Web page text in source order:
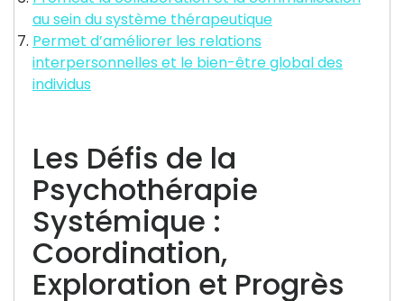
au sein du système thérapeutique
Permet d’améliorer les relations
interpersonnelles et le bien-être global des
individus
Les Défis de la
Psychothérapie
Systémique :
Coordination,
Exploration et Progrès